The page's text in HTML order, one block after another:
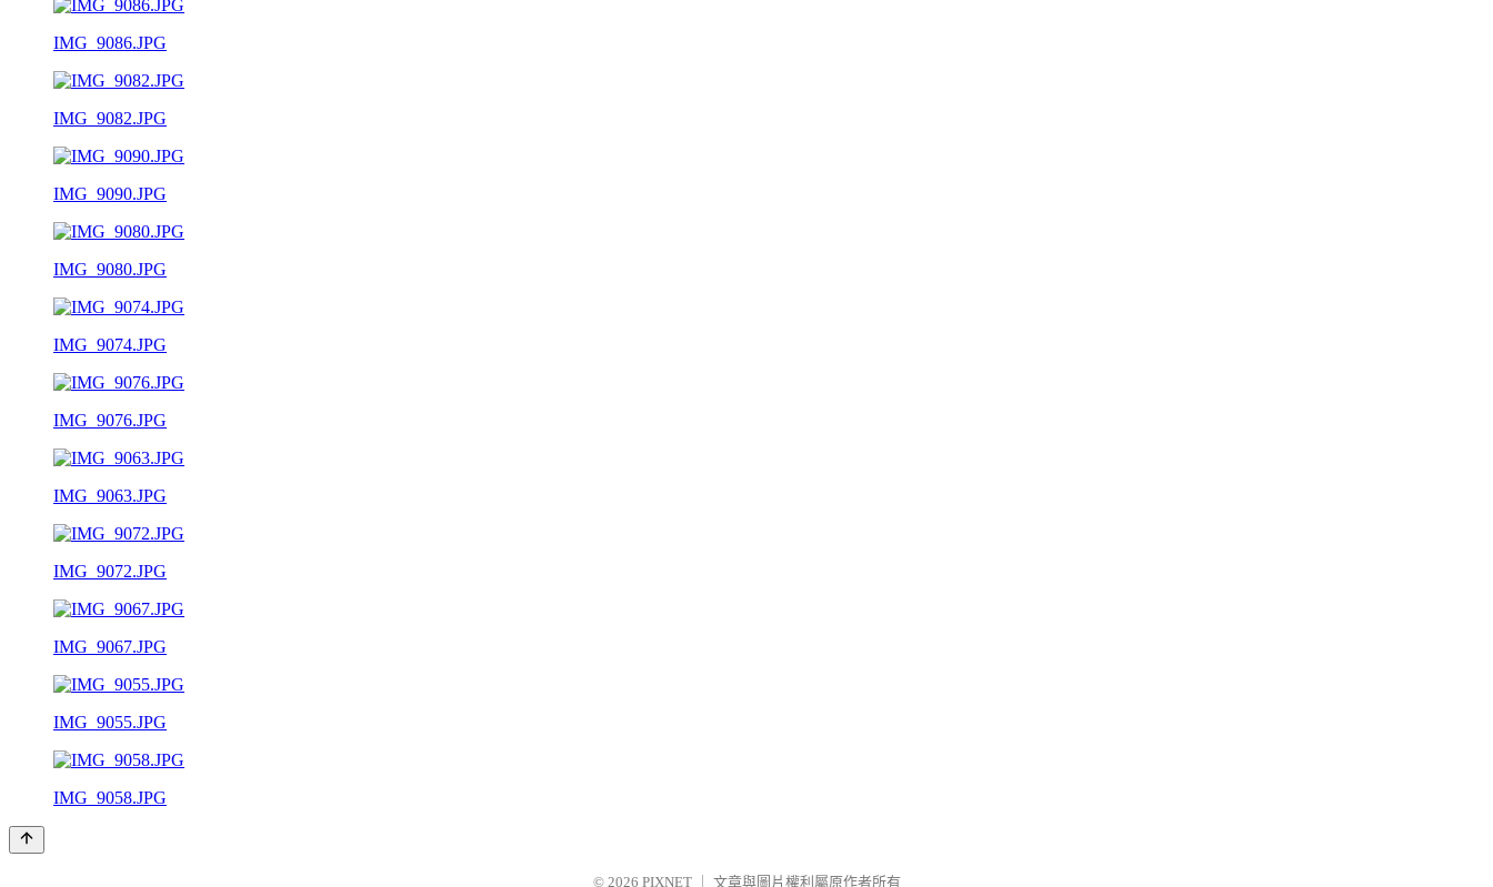
IMG_9086.JPG
IMG_9082.JPG
IMG_9090.JPG
IMG_9080.JPG
IMG_9074.JPG
IMG_9076.JPG
IMG_9063.JPG
IMG_9072.JPG
IMG_9067.JPG
IMG_9055.JPG
IMG_9058.JPG
© 2026 PIXNET 文章與圖片權利屬原作者所有